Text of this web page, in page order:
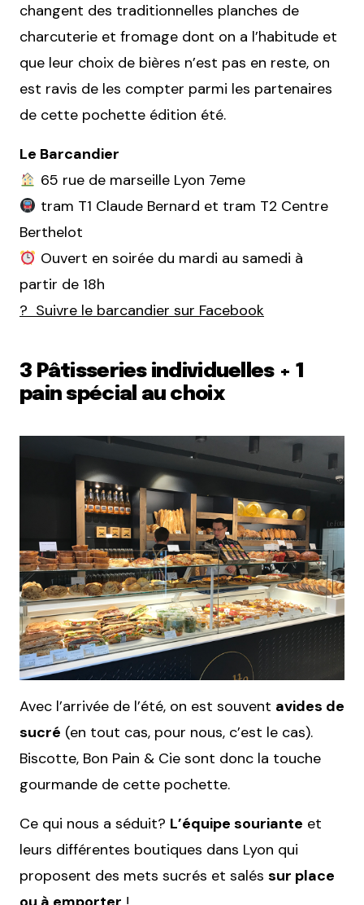
changent des traditionnelles planches de
charcuterie et fromage dont on a l’habitude et
que leur choix de bières n’est pas en reste, on
est ravis de les compter parmi les partenaires
de cette pochette édition été.
Le Barcandier
65 rue de marseille Lyon 7eme
tram T1 Claude Bernard et tram T2 Centre
Berthelot
Ouvert en soirée du mardi au samedi à
partir de 18h
? Suivre le barcandier sur Facebook
3 Pâtisseries individuelles + 1
pain spécial au choix
Avec l’arrivée de l’été, on est souvent avides de
sucré (en tout cas, pour nous, c’est le cas).
Biscotte, Bon Pain & Cie sont donc la touche
gourmande de cette pochette.
Ce qui nous a séduit? L’équipe souriante et
leurs différentes boutiques dans Lyon qui
proposent des mets sucrés et salés sur place